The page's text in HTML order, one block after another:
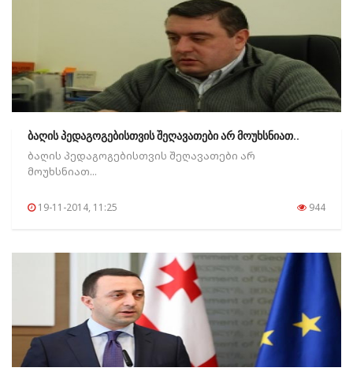
ბაღის პედაგოგებისთვის შეღავათები არ მოუხსნიათ..
ბაღის პედაგოგებისთვის შეღავათები არ
მოუხსნიათ...
19-11-2014, 11:25 944